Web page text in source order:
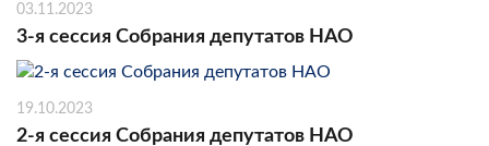
03.11.2023
3-я сессия Собрания депутатов НАО
19.10.2023
2-я сессия Собрания депутатов НАО